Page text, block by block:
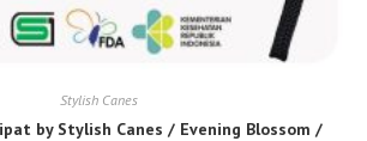
Stylish Canes
by Stylish Canes / Evening Blossom /